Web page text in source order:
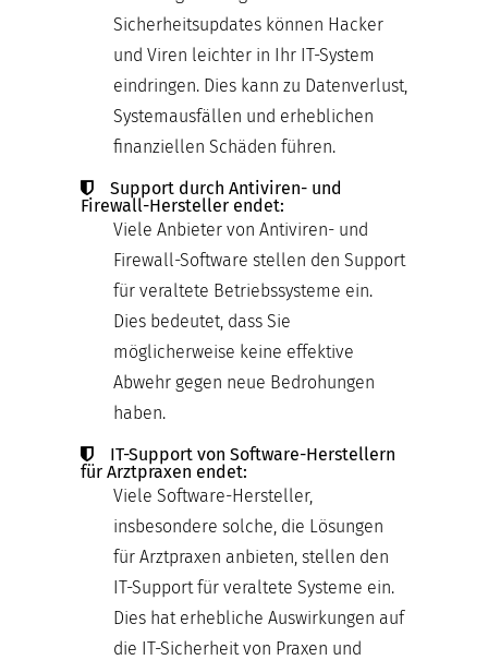
Sicherheitsupdates können Hacker
und Viren leichter in Ihr IT-System
eindringen. Dies kann zu Datenverlust,
Systemausfällen und erheblichen
finanziellen Schäden führen.
Support durch Antiviren- und
Firewall-Hersteller endet:
Viele Anbieter von Antiviren- und
Firewall-Software stellen den Support
für veraltete Betriebssysteme ein.
Dies bedeutet, dass Sie
möglicherweise keine effektive
Abwehr gegen neue Bedrohungen
haben.
IT-Support von Software-Herstellern
für Arztpraxen endet:
Viele Software-Hersteller,
insbesondere solche, die Lösungen
für Arztpraxen anbieten, stellen den
IT-Support für veraltete Systeme ein.
Dies hat erhebliche Auswirkungen auf
die IT-Sicherheit von Praxen und